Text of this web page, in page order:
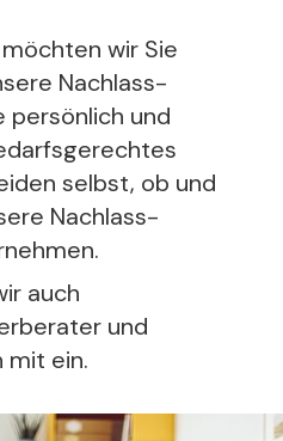
wir Sie
Nachlass-
persönlich und
selbst, ob und
Nachlass-
auch
und
mit ein.